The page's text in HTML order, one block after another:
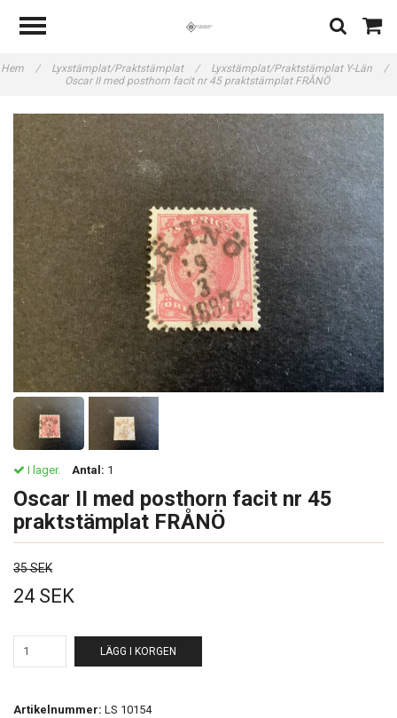
Hem / Lyxstämplat/Praktstämplat / Lyxstämplat/Praktstämplat Y-Län
/
Oscar II med posthorn facit nr 45 praktstämplat FRÅNÖ
I lager. Antal: 1
Oscar II med posthorn facit nr 45
praktstämplat FRÅNÖ
35 SEK
24 SEK
LÄGG I KORGEN
Artikelnummer: LS 10154